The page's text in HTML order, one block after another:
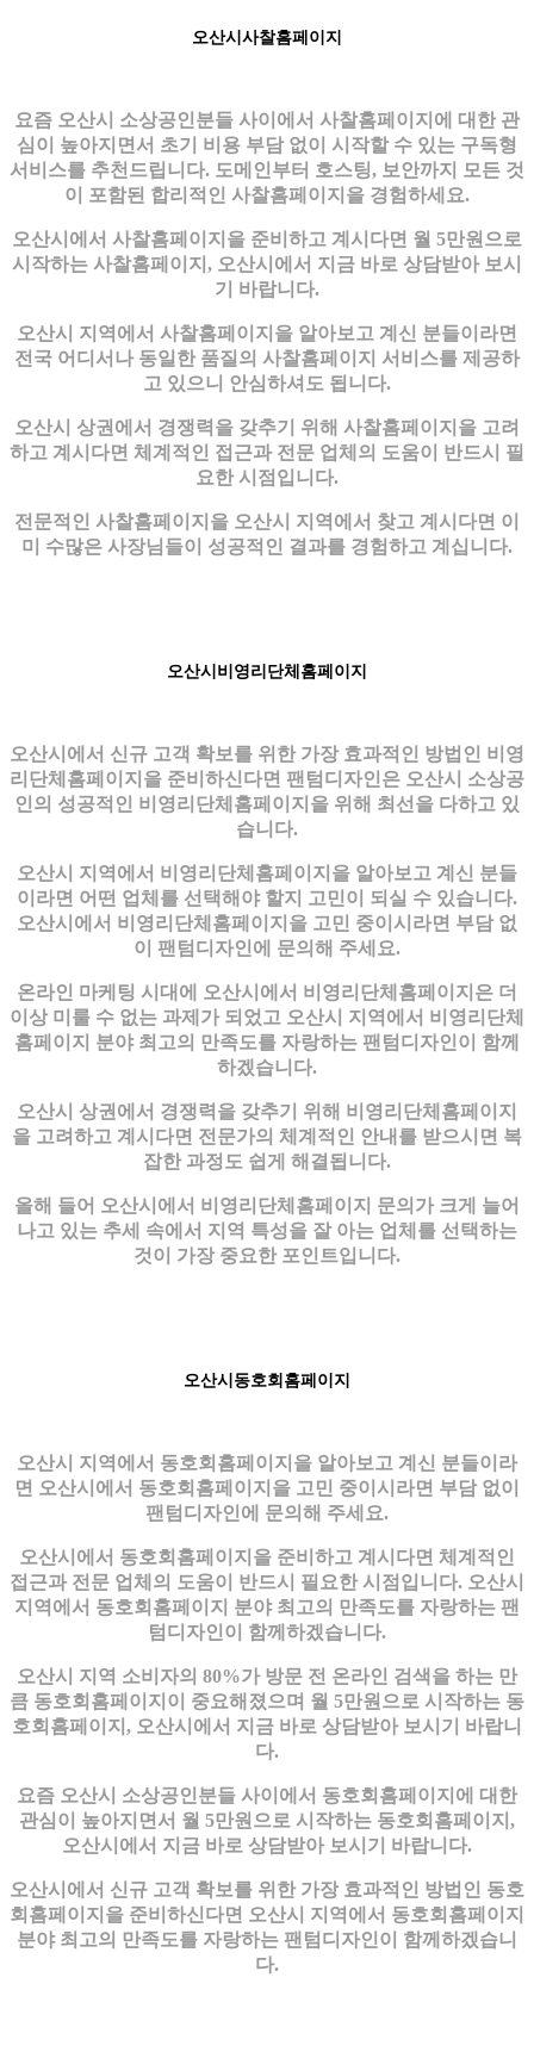
오산시사찰홈페이지
요즘 오산시 소상공인분들 사이에서 사찰홈페이지에 대한 관
심이 높아지면서 초기 비용 부담 없이 시작할 수 있는 구독형
서비스를 추천드립니다. 도메인부터 호스팅, 보안까지 모든 것
이 포함된 합리적인 사찰홈페이지을 경험하세요.
오산시에서 사찰홈페이지을 준비하고 계시다면 월 5만원으로
시작하는 사찰홈페이지, 오산시에서 지금 바로 상담받아 보시
기 바랍니다.
오산시 지역에서 사찰홈페이지을 알아보고 계신 분들이라면
전국 어디서나 동일한 품질의 사찰홈페이지 서비스를 제공하
고 있으니 안심하셔도 됩니다.
오산시 상권에서 경쟁력을 갖추기 위해 사찰홈페이지을 고려
하고 계시다면 체계적인 접근과 전문 업체의 도움이 반드시 필
요한 시점입니다.
전문적인 사찰홈페이지을 오산시 지역에서 찾고 계시다면 이
미 수많은 사장님들이 성공적인 결과를 경험하고 계십니다.
오산시비영리단체홈페이지
오산시에서 신규 고객 확보를 위한 가장 효과적인 방법인 비영
리단체홈페이지을 준비하신다면 팬텀디자인은 오산시 소상공
인의 성공적인 비영리단체홈페이지을 위해 최선을 다하고 있
습니다.
오산시 지역에서 비영리단체홈페이지을 알아보고 계신 분들
이라면 어떤 업체를 선택해야 할지 고민이 되실 수 있습니다.
오산시에서 비영리단체홈페이지을 고민 중이시라면 부담 없
이 팬텀디자인에 문의해 주세요.
온라인 마케팅 시대에 오산시에서 비영리단체홈페이지은 더
이상 미룰 수 없는 과제가 되었고 오산시 지역에서 비영리단체
홈페이지 분야 최고의 만족도를 자랑하는 팬텀디자인이 함께
하겠습니다.
오산시 상권에서 경쟁력을 갖추기 위해 비영리단체홈페이지
을 고려하고 계시다면 전문가의 체계적인 안내를 받으시면 복
잡한 과정도 쉽게 해결됩니다.
올해 들어 오산시에서 비영리단체홈페이지 문의가 크게 늘어
나고 있는 추세 속에서 지역 특성을 잘 아는 업체를 선택하는
것이 가장 중요한 포인트입니다.
오산시동호회홈페이지
오산시 지역에서 동호회홈페이지을 알아보고 계신 분들이라
면 오산시에서 동호회홈페이지을 고민 중이시라면 부담 없이
팬텀디자인에 문의해 주세요.
오산시에서 동호회홈페이지을 준비하고 계시다면 체계적인
접근과 전문 업체의 도움이 반드시 필요한 시점입니다. 오산시
지역에서 동호회홈페이지 분야 최고의 만족도를 자랑하는 팬
텀디자인이 함께하겠습니다.
오산시 지역 소비자의 80%가 방문 전 온라인 검색을 하는 만
큼 동호회홈페이지이 중요해졌으며 월 5만원으로 시작하는 동
호회홈페이지, 오산시에서 지금 바로 상담받아 보시기 바랍니
다.
요즘 오산시 소상공인분들 사이에서 동호회홈페이지에 대한
관심이 높아지면서 월 5만원으로 시작하는 동호회홈페이지,
오산시에서 지금 바로 상담받아 보시기 바랍니다.
오산시에서 신규 고객 확보를 위한 가장 효과적인 방법인 동호
회홈페이지을 준비하신다면 오산시 지역에서 동호회홈페이지
분야 최고의 만족도를 자랑하는 팬텀디자인이 함께하겠습니
다.